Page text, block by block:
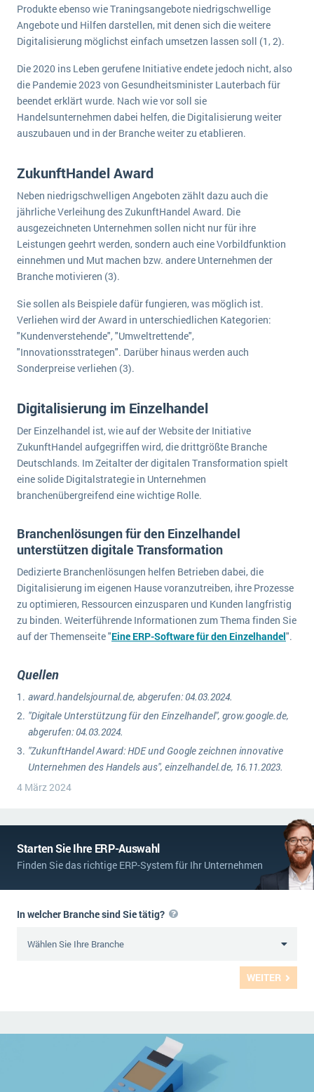
ERP News
SAP übernimmt Reltio für eine bessere
Datenintegration
SAP investiert mit zwei strategischen Übernahmen in Enterprise-KI
ERP-Trends in der Produktion
NACHRICHTENARCHIV
Produkte ebenso wie Traningsangebote niedrigschwellige
Angebote und Hilfen darstellen, mit denen sich die weitere
Digitalisierung möglichst einfach umsetzen lassen soll (1, 2).
Die 2020 ins Leben gerufene Initiative endete jedoch nicht, also
die Pandemie 2023 von Gesundheitsminister Lauterbach für
beendet erklärt wurde. Nach wie vor soll sie
Handelsunternehmen dabei helfen, die Digitalisierung weiter
auszubauen und in der Branche weiter zu etablieren.
ZukunftHandel Award
Neben niedrigschwelligen Angeboten zählt dazu auch die
jährliche Verleihung des ZukunftHandel Award. Die
ausgezeichneten Unternehmen sollen nicht nur für ihre
Leistungen geehrt werden, sondern auch eine Vorbildfunktion
einnehmen und Mut machen bzw. andere Unternehmen der
Branche motivieren (3).
Sie sollen als Beispiele dafür fungieren, was möglich ist.
Verliehen wird der Award in unterschiedlichen Kategorien:
"Kundenverstehende", "Umweltrettende",
"Innovationsstrategen". Darüber hinaus werden auch
Sonderpreise verliehen (3).
Digitalisierung im Einzelhandel
Der Einzelhandel ist, wie auf der Website der Initiative
ZukunftHandel aufgegriffen wird, die drittgrößte Branche
Deutschlands. Im Zeitalter der digitalen Transformation spielt
eine solide Digitalstrategie in Unternehmen
branchenübergreifend eine wichtige Rolle.
Branchenlösungen für den Einzelhandel
unterstützen digitale Transformation
Dedizierte Branchenlösungen helfen Betrieben dabei, die
Digitalisierung im eigenen Hause voranzutreiben, ihre Prozesse
zu optimieren, Ressourcen einzusparen und Kunden langfristig
zu binden. Weiterführende Informationen zum Thema finden Sie
auf der Themenseite "Eine ERP-Software für den Einzelhandel".
Quellen
award.handelsjournal.de, abgerufen: 04.03.2024.
"Digitale Unterstützung für den Einzelhandel", grow.google.de,
abgerufen: 04.03.2024.
"ZukunftHandel Award: HDE und Google zeichnen innovative
Unternehmen des Handels aus", einzelhandel.de, 16.11.2023.
4 März 2024
Starten Sie Ihre ERP-Auswahl
Finden Sie das richtige ERP-System für Ihr Unternehmen
WEITER
In welcher Branche sind Sie tätig?